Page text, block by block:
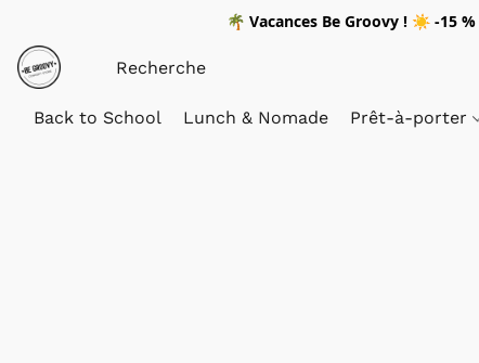
🌴 Vacances Be Groovy ! ☀️ -15 %
Back to School Lunch & Nomade Prêt-à-porter